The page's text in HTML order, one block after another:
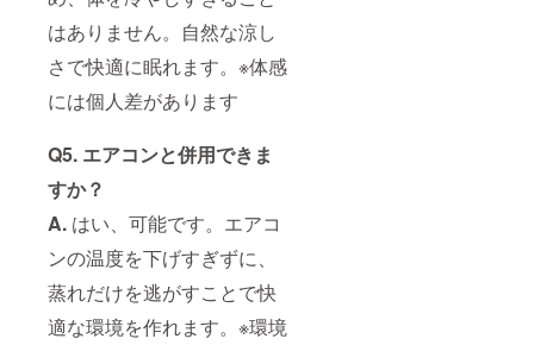
はありません。自然な涼し
さで快適に眠れます。※体感
には個人差があります
Q5. エアコンと併用できま
すか？
A. はい、可能です。エアコ
ンの温度を下げすぎずに、
蒸れだけを逃がすことで快
適な環境を作れます。※環境